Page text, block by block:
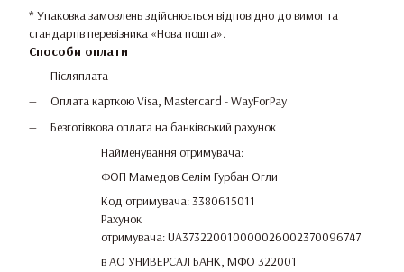
* Упаковка замовлень здійснюється відповідно до вимог та
стандартів перевізника «Нова пошта».
Способи оплати
Післяплата
Оплата карткою Visa, Mastercard - WayForPay
Безготівкова оплата на банківський рахунок
Найменування отримувача:
ФОП Мамедов Селім Гурбан Огли
Код отримувача: 3380615011
Рахунок
отримувача: UA373220010000026002370096747
в АО УНИВЕРСАЛ БАНК, МФО 322001